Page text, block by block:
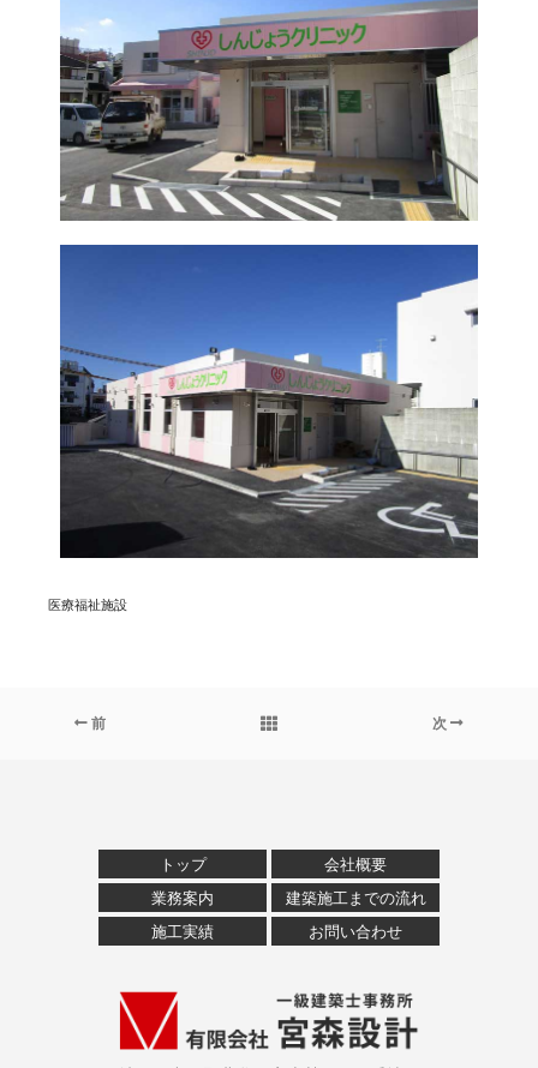
医療福祉施設
前 次
トップ
会社概要
業務案内
建築施工までの流れ
施工実績
お問い合わせ